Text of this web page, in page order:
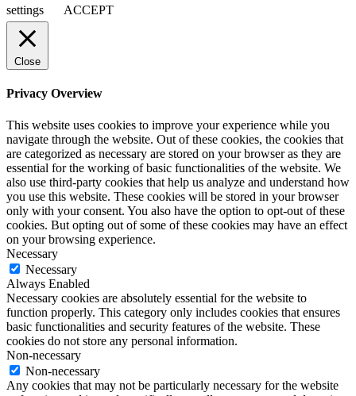
settings
ACCEPT
Close
Privacy Overview
This website uses cookies to improve your experience while you
navigate through the website. Out of these cookies, the cookies that
are categorized as necessary are stored on your browser as they are
essential for the working of basic functionalities of the website. We
also use third-party cookies that help us analyze and understand how
you use this website. These cookies will be stored in your browser
only with your consent. You also have the option to opt-out of these
cookies. But opting out of some of these cookies may have an effect
on your browsing experience.
Necessary
Necessary
Always Enabled
Necessary cookies are absolutely essential for the website to
function properly. This category only includes cookies that ensures
basic functionalities and security features of the website. These
cookies do not store any personal information.
Non-necessary
Non-necessary
Any cookies that may not be particularly necessary for the website